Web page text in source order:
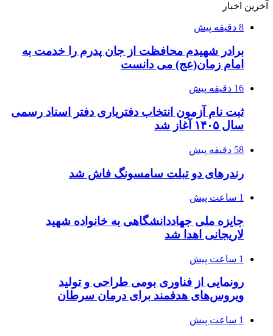
آخرین اخبار
8 دقیقه پیش
برادر شهیدم محافظت از جان پدرم را خدمت به
امام زمان(عج) می دانست
16 دقیقه پیش
ثبت نام آزمون انتخاب دفتریاری دفتر اسناد رسمی
سال ۱۴۰۵ آغاز شد
58 دقیقه پیش
رندرهای دو تبلت سامسونگ فاش شد
1 ساعت پیش
جایزه ملی جهاددانشگاهی به خانواده شهید
لاریجانی اهدا شد
1 ساعت پیش
رونمایی از فناوری بومی طراحی و تولید
ویروس‌های هدفمند برای درمان سرطان
1 ساعت پیش